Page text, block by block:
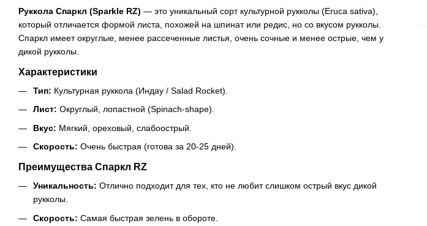
Руккола Спаркл (Sparkle RZ) — это уникальный сорт культурной рукколы (Eruca sativa),
который отличается формой листа, похожей на шпинат или редис, но со вкусом рукколы.
Спаркл имеет округлые, менее рассеченные листья, очень сочные и менее острые, чем у
дикой рукколы.
Характеристики
Тип: Культурная руккола (Индау / Salad Rocket).
Лист: Округлый, лопастной (Spinach-shape).
Вкус: Мягкий, ореховый, слабоострый.
Скорость: Очень быстрая (готова за 20-25 дней).
Преимущества Спаркл RZ
Уникальность: Отлично подходит для тех, кто не любит слишком острый вкус дикой
рукколы.
Скорость: Самая быстрая зелень в обороте.